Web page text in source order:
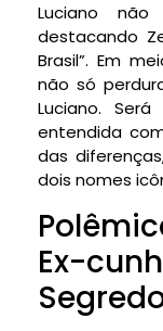
Luciano
destacando
Brasil”. Em
não só
Luciano.
entendida
das
dois nomes
Ex-